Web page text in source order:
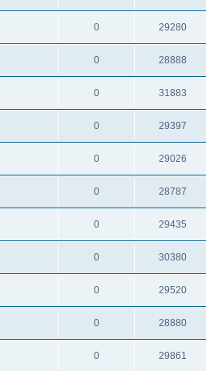
0 29280
0 28888
0 31883
0 29397
0 29026
0 28787
0 29435
0 30380
0 29520
0 28880
0 29861